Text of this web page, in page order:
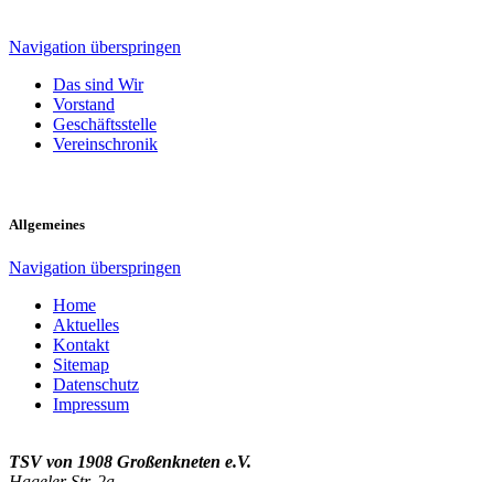
Navigation überspringen
Das sind Wir
Vorstand
Geschäftsstelle
Vereinschronik
Allgemeines
Navigation überspringen
Home
Aktuelles
Kontakt
Sitemap
Datenschutz
Impressum
TSV von 1908 Großenkneten e.V.